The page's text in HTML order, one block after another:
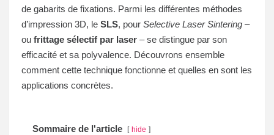
de gabarits de fixations. Parmi les différentes méthodes
d’impression 3D, le SLS, pour Selective Laser Sintering –
ou frittage sélectif par laser – se distingue par son
efficacité et sa polyvalence. Découvrons ensemble
comment cette technique fonctionne et quelles en sont les
applications concrètes.
Sommaire de l'article hide